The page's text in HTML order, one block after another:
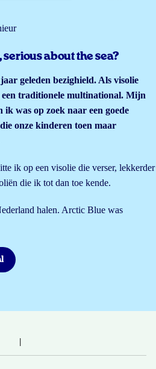
about the sea?
geleden bezighield. Als visolie
traditionele multinational. Mijn
was op zoek naar een goede
onze kinderen toen maar
ik op een visolie die verser, lekkerder
die ik tot dan toe kende.
halen. Arctic Blue was